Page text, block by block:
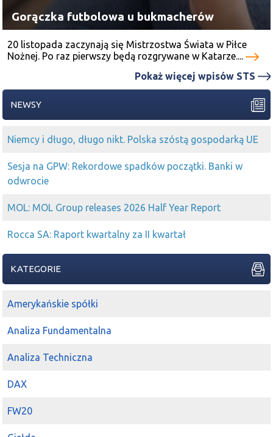
Gorączka futbolowa u bukmacherów
20 listopada zaczynają się Mistrzostwa Świata w Piłce
Nożnej. Po raz pierwszy będą rozgrywane w Katarze....
Pokaż więcej wpisów STS
NEWSY
Niemcy i długo, długo nikt. Polska szóstą gospodarką UE
Sesja na GPW: Rekordowe spadków początki. Banki w
odwrocie
MOL: MOL Group releases 2026 Half Year Report
Rocca SA: Raport kwartalny za II kwartał
KATEGORIE
Amerykańskie spółki
Analiza Fundamentalna
Analiza Techniczna
DAX
FW20